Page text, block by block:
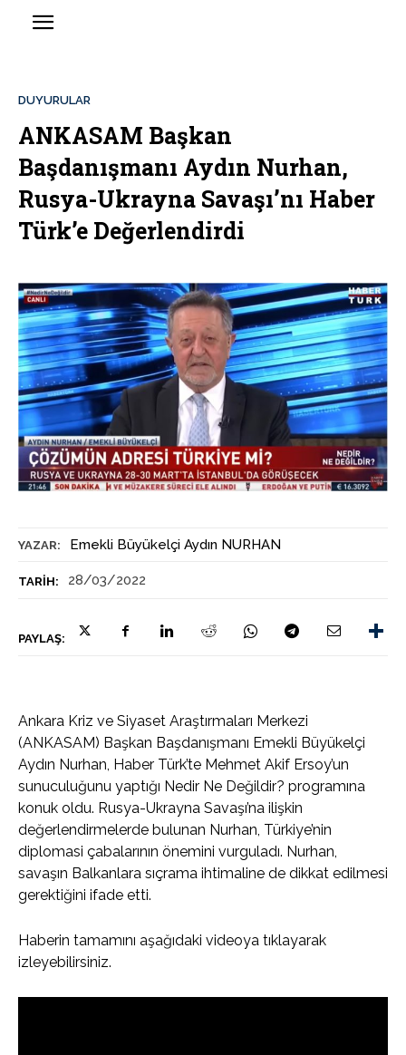
YAZAR: Emekli Büyükelçi Aydın NURHAN
TARIH: 28/03/2022
PAYLAŞ:
DUYURULAR
ANKASAM Başkan
Başdanışmanı Aydın Nurhan,
Rusya-Ukrayna Savaşı’nı Haber
Türk’e Değerlendirdi
Ankara Kriz ve Siyaset Araştırmaları Merkezi
(ANKASAM) Başkan Başdanışmanı Emekli Büyükelçi
Aydın Nurhan, Haber Türk’te Mehmet Akif Ersoy’un
sunuculuğunu yaptığı Nedir Ne Değildir? programına
konuk oldu. Rusya-Ukrayna Savaşı’na ilişkin
değerlendirmelerde bulunan Nurhan, Türkiye’nin
diplomasi çabalarının önemini vurguladı. Nurhan,
savaşın Balkanlara sıçrama ihtimaline de dikkat edilmesi
gerektiğini ifade etti.
Haberin tamamını aşağıdaki videoya tıklayarak
izleyebilirsiniz.